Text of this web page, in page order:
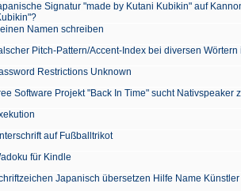
Signatur "made by Kutani Kubikin" auf
Namen schreiben
Pitch-Pattern/Accent-Index bei diversen
Restrictions Unknown
Software Projekt "Back In Time" sucht Nativspeaker
auf Fußballtrikot
für Kindle
Japanisch übersetzen Hilfe Name